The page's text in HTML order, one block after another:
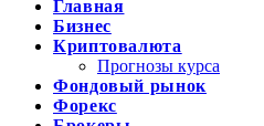
Главная
Бизнес
Криптовалюта
Прогнозы курса
Фондовый рынок
Форекс